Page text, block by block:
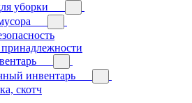
уборки
инвентарь
скотч